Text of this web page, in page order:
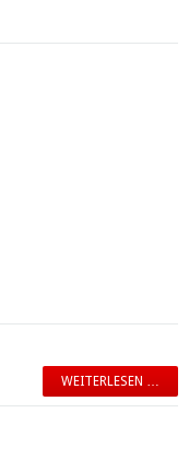
WEITERLESEN …